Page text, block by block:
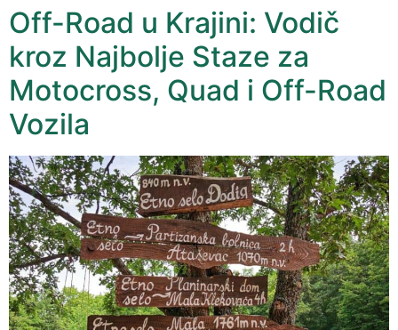
Off-Road u Krajini: Vodič
kroz Najbolje Staze za
Motocross, Quad i Off-Road
Vozila